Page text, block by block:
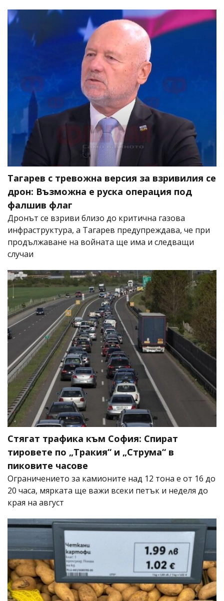
Тагарев с тревожна версия за взривилия се
дрон: Възможна е руска операция под
фалшив флаг
Дронът се взриви близо до критична газова
инфраструктура, а Тагарев предупреждава, че при
продължаване на войната ще има и следващи
случаи
Стягат трафика към София: Спират
тировете по „Тракия“ и „Струма“ в
пиковите часове
Ограничението за камионите над 12 тона е от 16 до
20 часа, мярката ще важи всеки петък и неделя до
края на август